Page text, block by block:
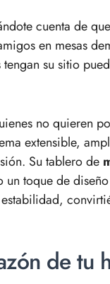
cuenta de
en mesas
su sitio
no quieren
extensible,
Su tablero de
toque de
de tu